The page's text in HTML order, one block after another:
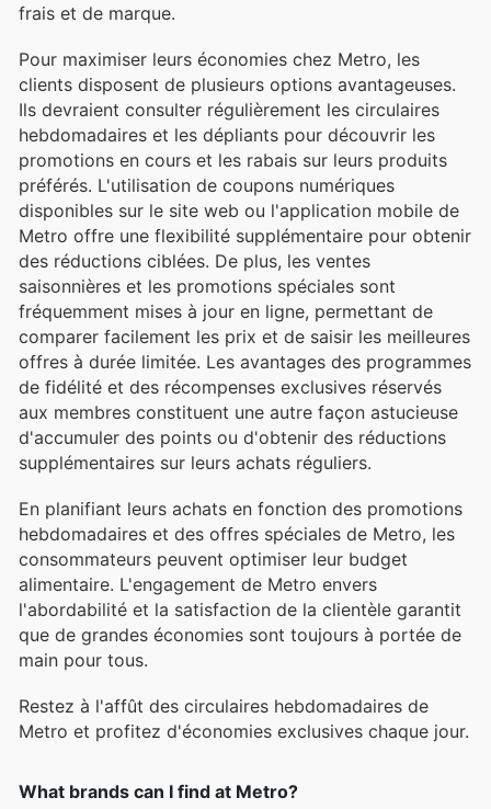
frais et de marque.
Pour maximiser leurs économies chez Metro, les
clients disposent de plusieurs options avantageuses.
Ils devraient consulter régulièrement les circulaires
hebdomadaires et les dépliants pour découvrir les
promotions en cours et les rabais sur leurs produits
préférés. L'utilisation de coupons numériques
disponibles sur le site web ou l'application mobile de
Metro offre une flexibilité supplémentaire pour obtenir
des réductions ciblées. De plus, les ventes
saisonnières et les promotions spéciales sont
fréquemment mises à jour en ligne, permettant de
comparer facilement les prix et de saisir les meilleures
offres à durée limitée. Les avantages des programmes
de fidélité et des récompenses exclusives réservés
aux membres constituent une autre façon astucieuse
d'accumuler des points ou d'obtenir des réductions
supplémentaires sur leurs achats réguliers.
En planifiant leurs achats en fonction des promotions
hebdomadaires et des offres spéciales de Metro, les
consommateurs peuvent optimiser leur budget
alimentaire. L'engagement de Metro envers
l'abordabilité et la satisfaction de la clientèle garantit
que de grandes économies sont toujours à portée de
main pour tous.
Restez à l'affût des circulaires hebdomadaires de
Metro et profitez d'économies exclusives chaque jour.
What brands can I find at Metro?